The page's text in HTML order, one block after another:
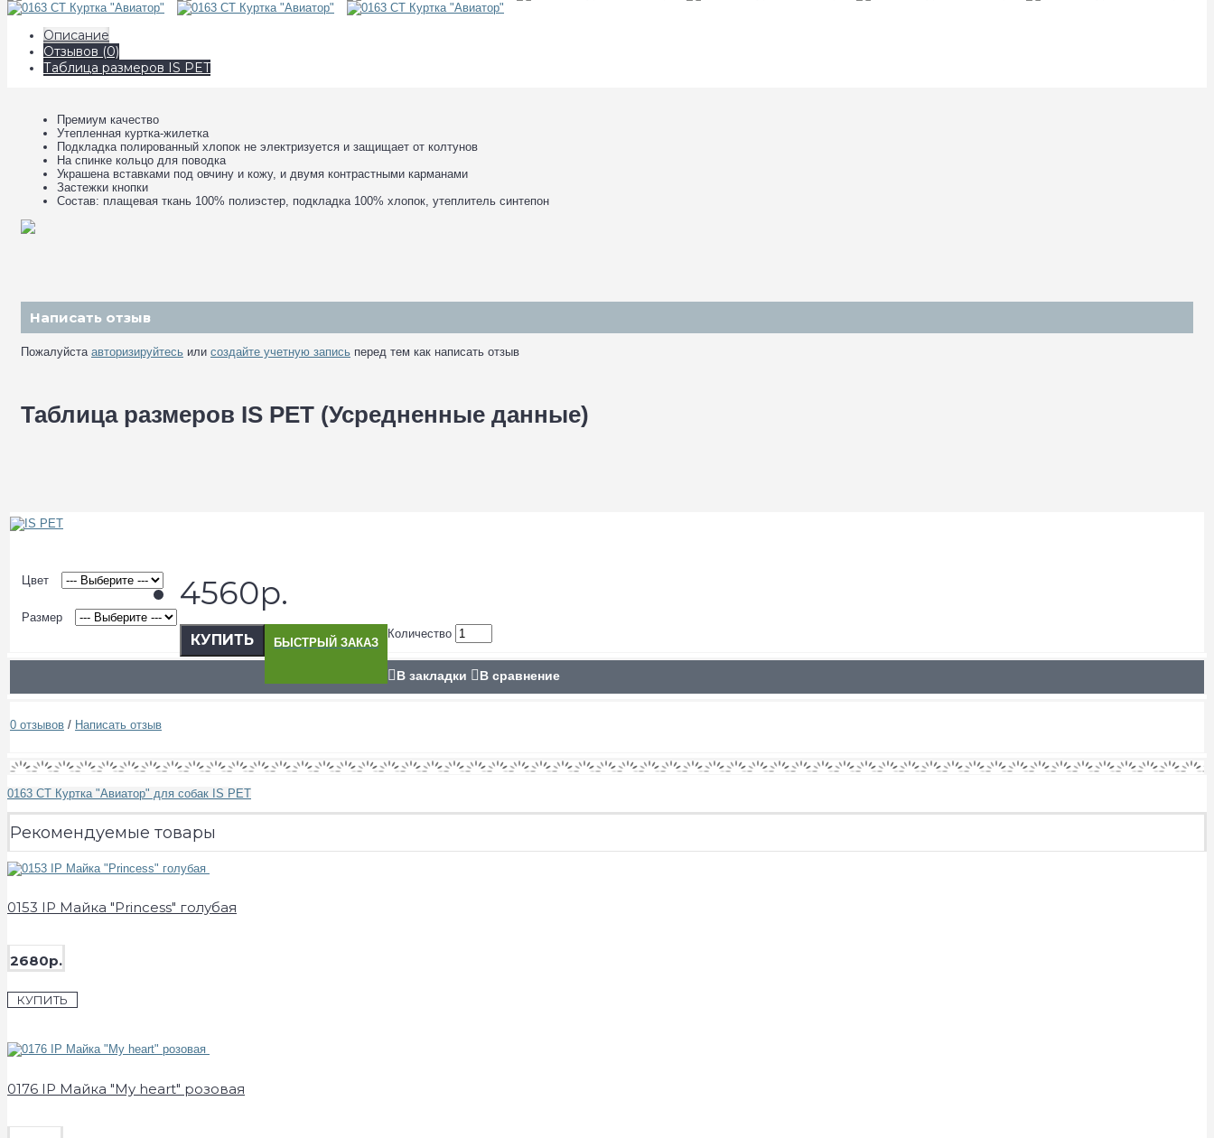
Описание
Отзывов (0)
Таблица размеров IS PET
Премиум качество
Утепленная куртка-жилетка
Подкладка полированный хлопок не электризуется и защищает от колтунов
На спинке кольцо для поводка
Украшена вставками под овчину и кожу, и двумя контрастными карманами
Застежки кнопки
Состав: плащевая ткань 100% полиэстер, подкладка 100% хлопок, утеплитель синтепон
Написать отзыв
Пожалуйста авторизируйтесь или создайте учетную запись перед тем как написать отзыв
Таблица размеров IS PET (Усредненные данные)
Цвет
Размер
4560р.
Количество
КУПИТЬ БЫСТРЫЙ ЗАКАЗ
В закладки В сравнение
0 отзывов / Написать отзыв
0163 CT Куртка "Авиатор" для собак IS PET
Рекомендуемые товары
0153 IP Майка "Princess" голубая
2680р.
КУПИТЬ
0176 IP Майка "My heart" розовая